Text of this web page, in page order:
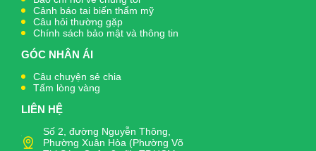
Cảnh báo tai biến thẩm mỹ
Câu hỏi thường gặp
Chính sách bảo mật và thông tin
GÓC NHÂN ÁI
Câu chuyện sẻ chia
Tấm lòng vàng
LIÊN HỆ
Số 2, đường Nguyễn Thông,
Phường Xuân Hòa (Phường Võ